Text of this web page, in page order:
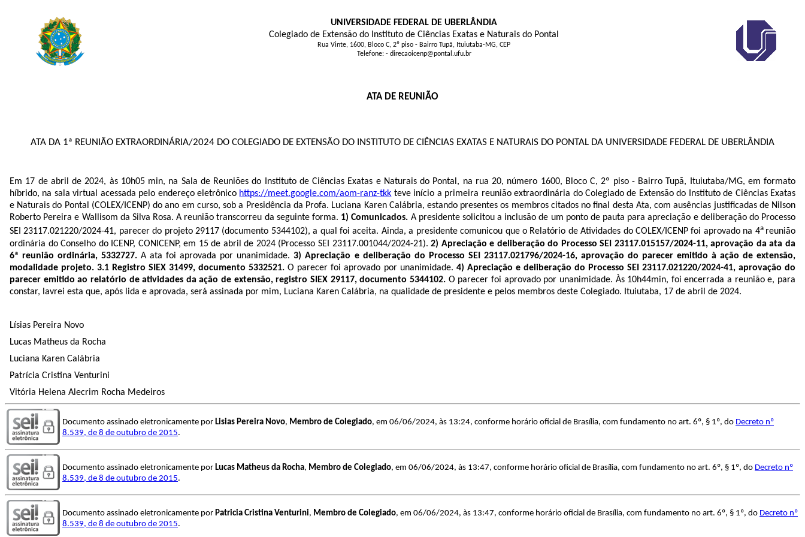
UNIVERSIDADE FEDERAL DE UBERLÂNDIA
Colegiado de Extensão do Instituto de Ciências Exatas e Naturais do Pontal
Rua Vinte, 1600, Bloco C, 2º piso - Bairro Tupã, Ituiutaba-MG, CEP
Telefone: - direcaoicenp@pontal.ufu.br
ATA DE REUNIÃO
ATA DA 1ª REUNIÃO EXTRAORDINÁRIA/2024 DO COLEGIADO DE EXTENSÃO DO INSTITUTO DE CIÊNCIAS EXATAS E NATURAIS DO PONTAL DA UNIVERSIDADE FEDERAL DE UBERLÂNDIA
Em 17 de abril de 2024, às 10h05 min, na Sala de Reuniões do Instituto de Ciências Exatas e Naturais do Pontal, na rua 20, número 1600, Bloco C, 2º piso - Bairro Tupã, Ituiutaba/MG, em formato
híbrido, na sala virtual acessada pelo endereço eletrônico https://meet.google.com/aom-ranz-tkk teve início a primeira reunião extraordinária do Colegiado de Extensão do Instituto de Ciências Exatas
e Naturais do Pontal (COLEX/ICENP) do ano em curso, sob a Presidência da Profa. Luciana Karen Calábria, estando presentes os membros citados no final desta Ata, com ausências justificadas de Nilson
Roberto Pereira e Wallisom da Silva Rosa. A reunião transcorreu da seguinte forma. 1) Comunicados. A presidente solicitou a inclusão de um ponto de pauta para apreciação e deliberação do Processo
SEI 23117.021220/2024-41, parecer do projeto 29117 (documento 5344102), a qual foi aceita. Ainda, a presidente comunicou que o Relatório de Atividades do COLEX/ICENP foi aprovado na 4a reunião
ordinária do Conselho do ICENP, CONICENP, em 15 de abril de 2024 (Processo SEI 23117.001044/2024-21).2) Apreciação e deliberação do Processo SEI 23117.015157/2024-11, aprovação da ata da
6ª reunião ordinária, 5332727.A ata foi aprovada por unanimidade.3)Apreciação e deliberação do Processo SEI 23117.021796/2024-16, aprovação do parecer emitido à ação de extensão,
modalidade projeto. 3.1 Registro SIEX 31499, documento 5332521.O parecer foi aprovado por unanimidade. 4) Apreciação e deliberação do Processo SEI 23117.021220/2024-41, aprovação do
parecer emitido ao relatório de atividades da ação de extensão, registro SIEX 29117, documento 5344102. O parecer foi aprovado por unanimidade. Às 10h44min, foi encerrada a reunião e, para
constar, lavrei esta que, após lida e aprovada, será assinada por mim, Luciana Karen Calábria, na qualidade de presidente e pelos membros deste Colegiado. Ituiutaba, 17 de abril de 2024.
Lísias Pereira Novo
Lucas Matheus da Rocha
Luciana Karen Calábria
Patrícia Cristina Venturini
Vitória Helena Alecrim Rocha Medeiros
Documento assinado eletronicamente por Lisias Pereira Novo, Membro de Colegiado, em 06/06/2024, às 13:24, conforme horário oficial de Brasília, com fundamento no art. 6º, § 1º, do Decreto nº
8.539, de 8 de outubro de 2015.
Documento assinado eletronicamente por Lucas Matheus da Rocha, Membro de Colegiado, em 06/06/2024, às 13:47, conforme horário oficial de Brasília, com fundamento no art. 6º, § 1º, do Decreto nº
8.539, de 8 de outubro de 2015.
Documento assinado eletronicamente por Patricia Cristina Venturini, Membro de Colegiado, em 06/06/2024, às 13:47, conforme horário oficial de Brasília, com fundamento no art. 6º, § 1º, do Decreto nº
8.539, de 8 de outubro de 2015.